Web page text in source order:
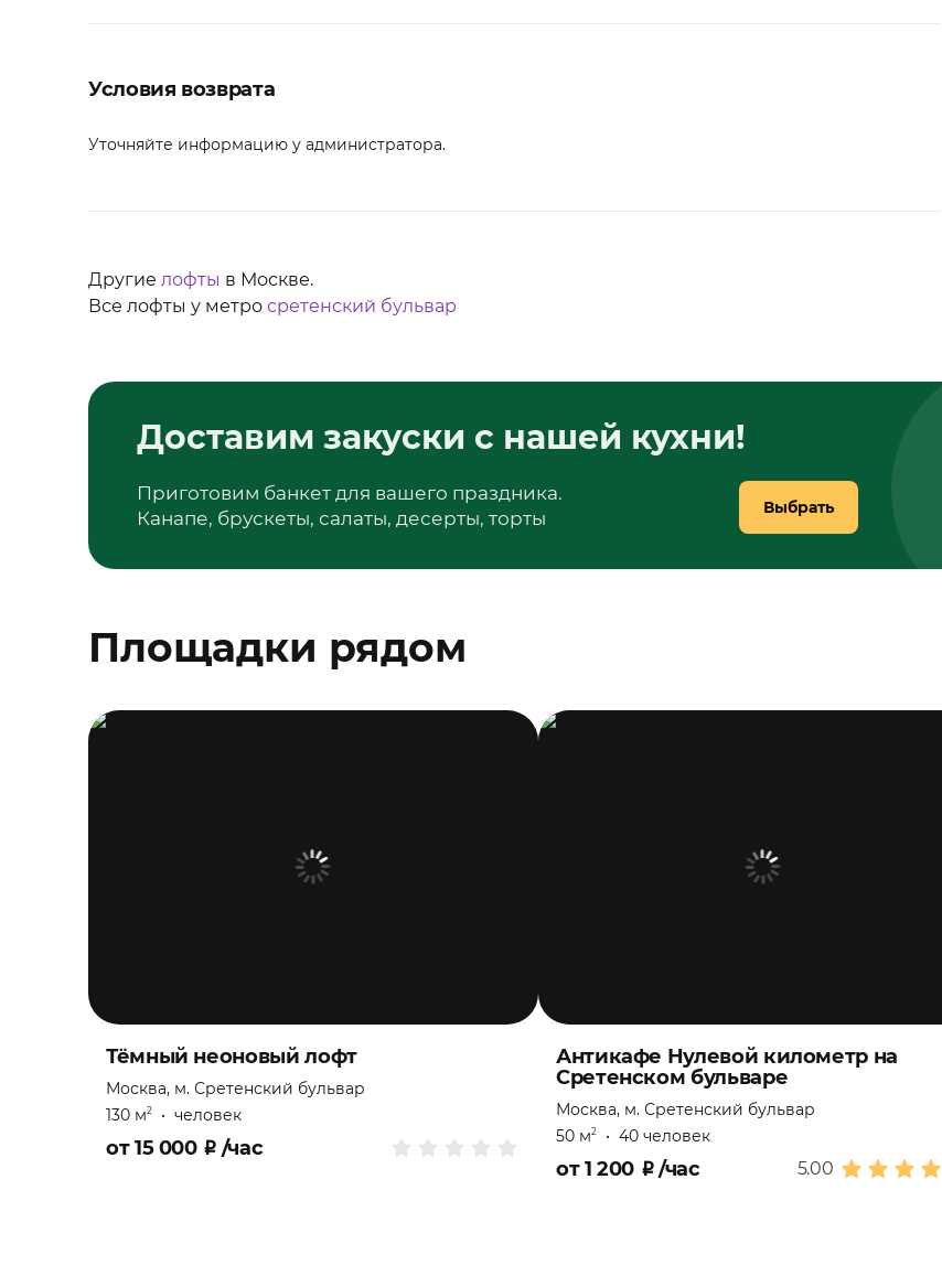
Условия возврата
Уточняйте информацию у администратора.
Другие лофты в Москве.
Все лофты у метро сретенский бульвар
Доставим закуски с нашей кухни!
Приготовим банкет для вашего праздника.
Канапе, брускеты, салаты, десерты, торты
Выбрать
Площадки рядом
Тёмный неоновый лофт
Москва, м. Сретенский бульвар
130 м2 • человек
от15 000 ₽ /час
Антикафе Нулевой километр на
Сретенском бульваре
Москва, м. Сретенский бульвар
50 м2 • 40 человек
5.00
от1 200 ₽ /час